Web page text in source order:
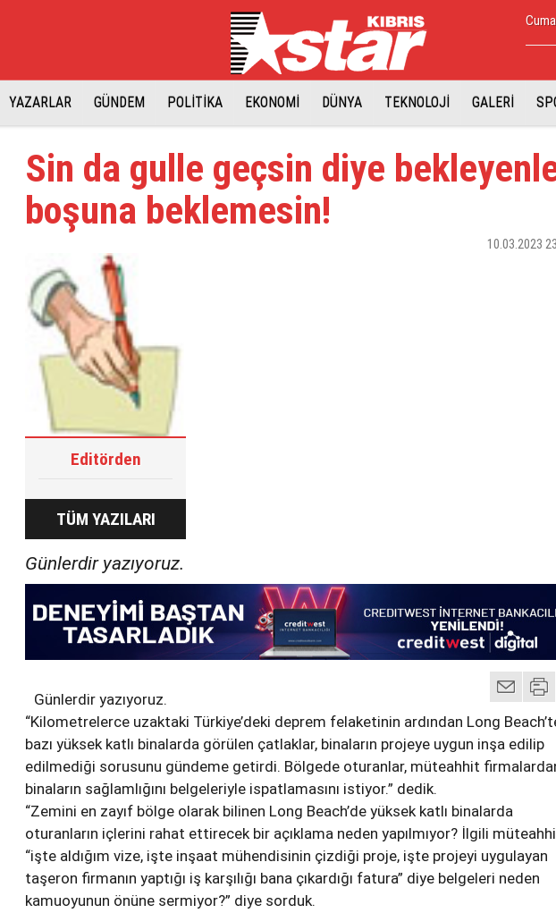
YAZARLAR GÜNDEM POLİTİKA EKONOMİ DÜNYA TEKNOLOJİ GALERİ
Sin da gulle geçsin diye
boşuna beklemesin!
10.03.2023
Editörden
TÜM YAZILARI
Günlerdir yazıyoruz.
Günlerdir yazıyoruz.
“Kilometrelerce uzaktaki Türkiye’deki deprem felaketinin ardından Long
bazı yüksek katlı binalarda görülen çatlaklar, binaların projeye uygun inşa edilip
edilmediği sorusunu gündeme getirdi. Bölgede oturanlar, müteahhit
binaların sağlamlığını belgeleriyle ispatlamasını istiyor.” dedik.
“Zemini en zayıf bölge olarak bilinen Long Beach’de yüksek katlı binalarda
oturanların içlerini rahat ettirecek bir açıklama neden yapılmıyor? İlgili
“işte aldığım vize, işte inşaat mühendisinin çizdiği proje, işte projeyi uygulayan
taşeron firmanın yaptığı iş karşılığı bana çıkardığı fatura” diye belgeleri neden
kamuoyunun önüne sermiyor?” diye sorduk.